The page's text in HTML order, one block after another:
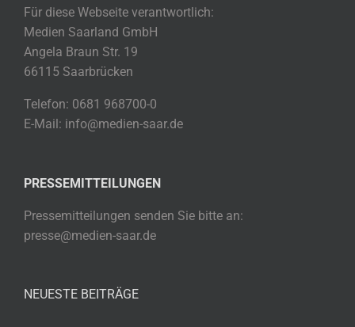
Für diese Webseite verantwortlich:
Medien Saarland GmbH
Angela Braun Str. 19
66115 Saarbrücken
Telefon: 0681 968700-0
E-Mail: info@medien-saar.de
PRESSEMITTEILUNGEN
Pressemitteilungen senden Sie bitte an:
presse@medien-saar.de
NEUESTE BEITRÄGE